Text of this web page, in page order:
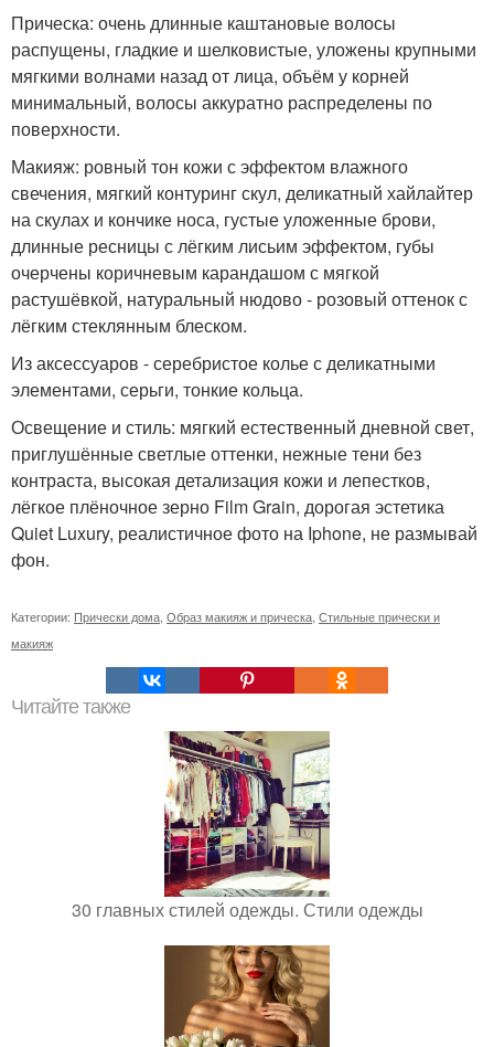
Прическа: очень длинные каштановые волосы
распущены, гладкие и шелковистые, уложены крупными
мягкими волнами назад от лица, объём у корней
минимальный, волосы аккуратно распределены по
поверхности.
Макияж: ровный тон кожи с эффектом влажного
свечения, мягкий контуринг скул, деликатный хайлайтер
на скулах и кончике носа, густые уложенные брови,
длинные ресницы с лёгким лисьим эффектом, губы
очерчены коричневым карандашом с мягкой
растушёвкой, натуральный нюдово - розовый оттенок с
лёгким стеклянным блеском.
Из аксессуаров - серебристое колье с деликатными
элементами, серьги, тонкие кольца.
Освещение и стиль: мягкий естественный дневной свет,
приглушённые светлые оттенки, нежные тени без
контраста, высокая детализация кожи и лепестков,
лёгкое плёночное зерно Film Grain, дорогая эстетика
Quiet Luxury, реалистичное фото на Iphone, не размывай
фон.
Категории: Прически дома Образ макияж и прическа Стильные прически и
макияж
Читайте также
30 главных стилей одежды. Стили одежды